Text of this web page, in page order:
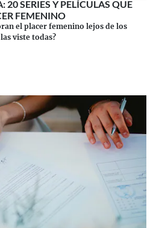
20 SERIES Y PELÍCULAS QUE
FEMENINO
el placer femenino lejos de los
viste todas?